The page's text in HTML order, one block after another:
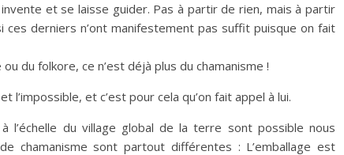
et se laisse guider. Pas à partir de rien, mais à partir
derniers n’ont manifestement pas suffit puisque on fait
du folkore, ce n’est déjà plus du chamanisme !
et c’est pour cela qu’on fait appel à lui.
l’échelle du village global de la terre sont possible nous
chamanisme sont partout différentes : L’emballage est